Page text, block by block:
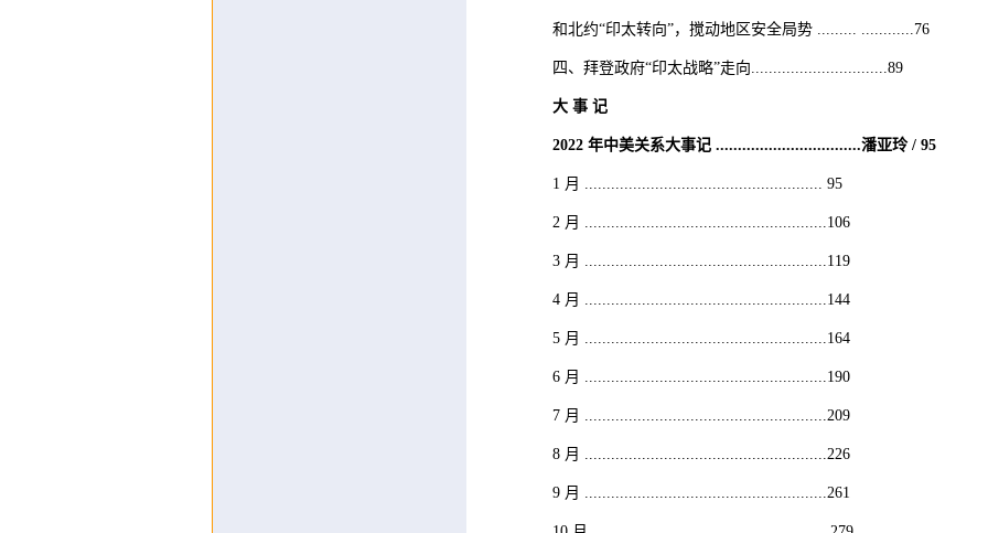
和北约“印太转向”，搅动地区安全局势 ......... ............76
四、拜登政府“印太战略”走向...............................89
大 事 记
2022 年中美关系大事记 .................................潘亚玲 / 95
1 月 ...................................................... 95
2 月 .......................................................106
3 月 .......................................................119
4 月 .......................................................144
5 月 .......................................................164
6 月 .......................................................190
7 月 .......................................................209
8 月 .......................................................226
9 月 .......................................................261